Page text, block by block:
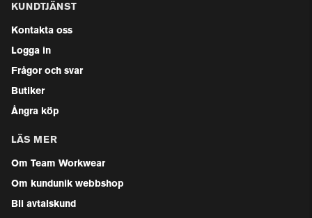
KUNDTJÄNST
Kontakta oss
Logga in
Frågor och svar
Butiker
Ångra köp
LÄS MER
Om Team Workwear
Om kundunik webbshop
Bli avtalskund